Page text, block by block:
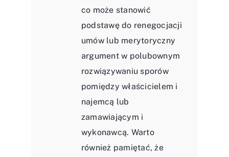
co może stanowić
podstawę do renegocjacji
umów lub merytoryczny
argument w polubownym
rozwiązywaniu sporów
pomiędzy właścicielem i
najemcą lub
zamawiającym i
wykonawcą. Warto
również pamiętać, że